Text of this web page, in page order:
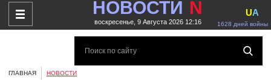
НОВОСТИ N
воскресенье, 9 Августа 2026 12:16 1628 дней войны
UA
ГЛАВНАЯ НОВОСТИ